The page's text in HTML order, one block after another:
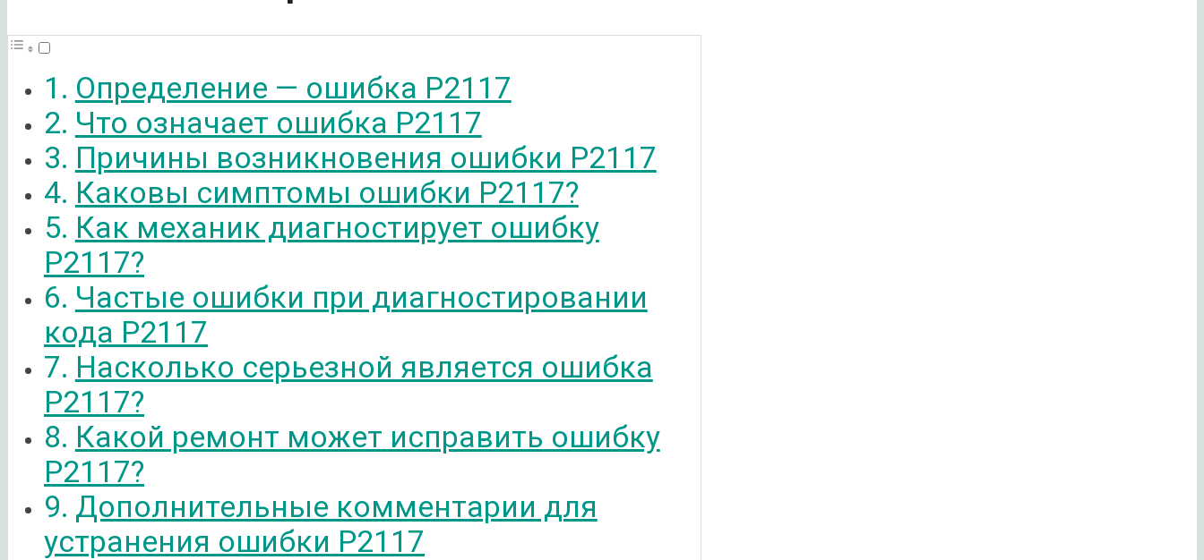
Определение — ошибка P2117
Что означает ошибка P2117
Причины возникновения ошибки P2117
Каковы симптомы ошибки P2117?
Как механик диагностирует ошибку
P2117?
Частые ошибки при диагностировании
кода P2117
Насколько серьезной является ошибка
P2117?
Какой ремонт может исправить ошибку
P2117?
Дополнительные комментарии для
устранения ошибки P2117